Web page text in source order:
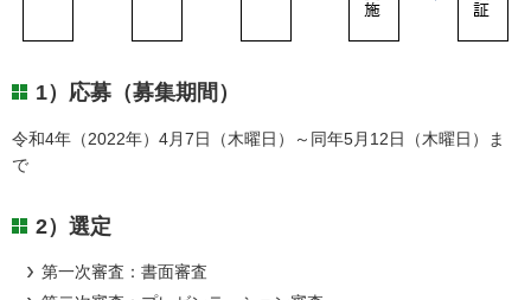
1）応募（募集期間）
令和4年（2022年）4月7日（木曜日）～同年5月12日（木曜日）ま
で
2）選定
第一次審査：書面審査